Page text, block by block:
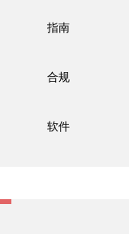
指南
合规
软件